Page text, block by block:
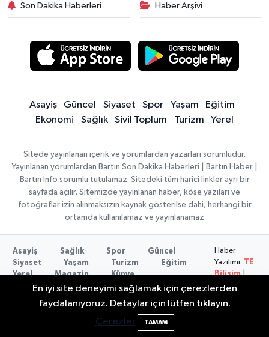
Son Dakika Haberleri Haber Arşivi
Asayiş Güncel Siyaset Spor Yaşam
Eğitim
Ekonomi
Sağlık Sivil Toplum Turizm Yerel
Sitede yayınlanan içerik ve yorumlardan yazarları sorumludur.
Yayınlanan yorumlardan Bartın Son Dakika Haberleri | Bartın Haber |
Bartın İnfo sorumlu tutulamaz. Sitedeki tüm harici linkler ayrı bir
sayfada açılır. Sitemizde yayınlanan haber, köşe yazıları ve
fotoğraflar izin alınmaksızın kaynak gösterilse dahi, herhangi bir
ortamda kullanılamaz ve yayınlanamaz
Asayiş Sağlık Spor
Güncel
Siyaset
Yaşam Turizm
Eğitim
Yerel
Magazin
Künye
Konaklama tesisleri
Bartın Medya
Haber
Yazılımı: TE
Bilişim|
Copyright ©
En iyi site deneyimi sağlamak için çerezlerden
faydalanıyoruz. Detaylar için lütfen tıklayın.
Çerezler
TAMAM
2 Buzağı Hediyeli Bal Festivalinde Hande
Ünsal Sahne Alacak